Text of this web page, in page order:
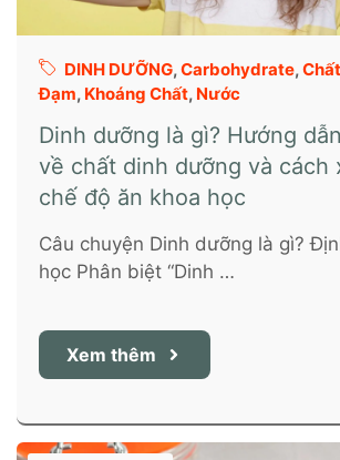
DINH DƯỠNG,Carbohydrate,
Đạm, Khoáng Chất, Nước
Dinh dưỡng là gì? Hướng
về chất dinh dưỡng và cách
chế độ ăn khoa học
Câu chuyện Dinh dưỡng là gì?
học Phân biệt “Dinh …
Xem thêm